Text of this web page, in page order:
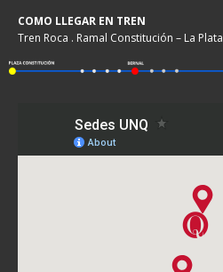
COMO LLEGAR EN TREN
Tren Roca . Ramal Constitución – La Plata